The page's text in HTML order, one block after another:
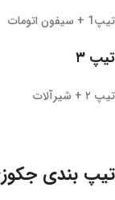
تیپ1 + سیفون اتومات
تیپ ۳
تیپ ۲ + شیرآلات
تیپ بندی